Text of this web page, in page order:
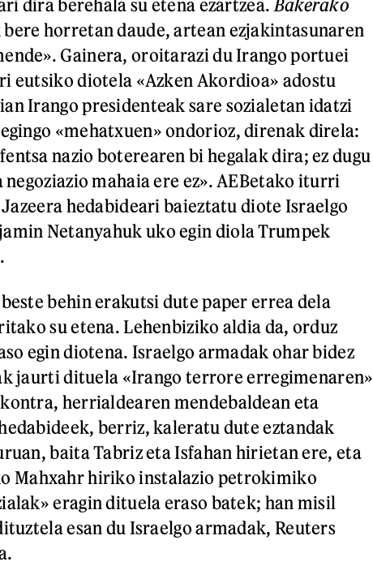
dira berehala su etena ezartzea. Bakerako
bere horretan daude, artean ezjakintasunaren
Gainera, oroitarazi du Irango portuei
eutsiko diotela «Azken Akordioa» adostu
Irango presidenteak sare sozialetan idatzi
«mehatxuen» ondorioz, direnak direla:
nazio boterearen bi hegalak dira; ez dugu
negoziazio mahaia ere ez». AEBetako iturri
hedabideari baieztatu diote Israelgo
Netanyahuk uko egin diola Trumpek
behin erakutsi dute paper errea dela
su etena. Lehenbiziko aldia da, orduz
egin diotena. Israelgo armadak ohar bidez
jaurti dituela «Irango terrore erregimenaren»
herrialdearen mendebaldean eta
berriz, kaleratu dute eztandak
baita Tabriz eta Isfahan hirietan ere, eta
Mahxahr hiriko instalazio petrokimiko
eragin dituela eraso batek; han misil
esan du Israelgo armadak, Reuters